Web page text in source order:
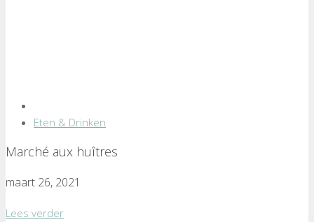
Eten & Drinken
Marché aux huîtres
maart 26, 2021
Lees verder